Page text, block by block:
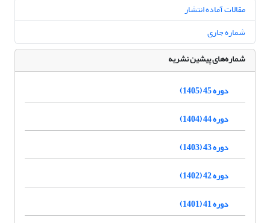
مقالات آماده انتشار
شماره جاری
شماره‌های پیشین نشریه
دوره 45 (1405)
دوره 44 (1404)
دوره 43 (1403)
دوره 42 (1402)
دوره 41 (1401)